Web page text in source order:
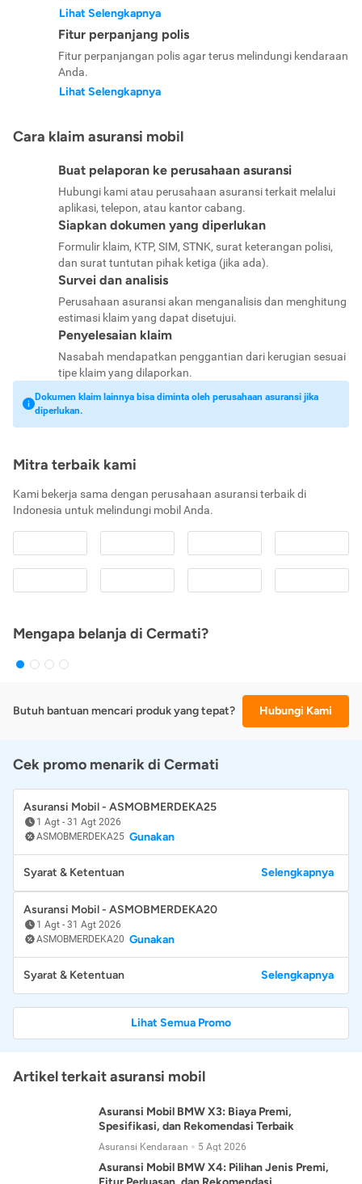
Lihat Selengkapnya
Fitur perpanjang polis
Fitur perpanjangan polis agar terus melindungi kendaraan
Anda.
Lihat Selengkapnya
Cara klaim asuransi mobil
Buat pelaporan ke perusahaan asuransi
Hubungi kami atau perusahaan asuransi terkait melalui
aplikasi, telepon, atau kantor cabang.
Siapkan dokumen yang diperlukan
Formulir klaim, KTP, SIM, STNK, surat keterangan polisi,
dan surat tuntutan pihak ketiga (jika ada).
Survei dan analisis
Perusahaan asuransi akan menganalisis dan menghitung
estimasi klaim yang dapat disetujui.
Penyelesaian klaim
Nasabah mendapatkan penggantian dari kerugian sesuai
tipe klaim yang dilaporkan.
Dokumen klaim lainnya bisa diminta oleh perusahaan asuransi jika
diperlukan.
Mitra terbaik kami
Kami bekerja sama dengan perusahaan asuransi terbaik di
Indonesia untuk melindungi mobil Anda.
Mengapa belanja di Cermati?
Butuh bantuan mencari produk yang tepat? Hubungi Kami
Cek promo menarik di Cermati
Asuransi Mobil - ASMOBMERDEKA25
1 Agt - 31 Agt 2026
ASMOBMERDEKA25 Gunakan
Syarat & Ketentuan Selengkapnya
Asuransi Mobil - ASMOBMERDEKA20
1 Agt - 31 Agt 2026
ASMOBMERDEKA20 Gunakan
Syarat & Ketentuan Selengkapnya
Lihat Semua Promo
Artikel terkait asuransi mobil
Asuransi Mobil BMW X3: Biaya Premi,
Spesifikasi, dan Rekomendasi Terbaik
Asuransi Kendaraan 5 Agt 2026
Asuransi Mobil BMW X4: Pilihan Jenis Premi,